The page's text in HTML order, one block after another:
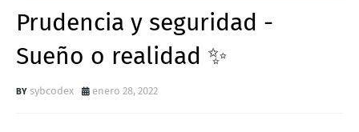
Prudencia y seguridad -
Sueño o realidad ✨
sybcodex enero 28, 2022